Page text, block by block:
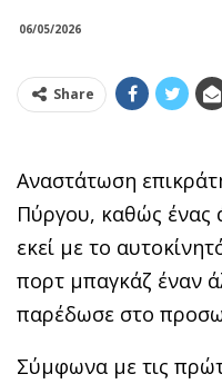
06/05/2026
Share
Αναστάτωση
Πύργου, καθώς ένας
εκεί με το
πορτ μπαγκάζ έναν
παρέδωσε στο
Σύμφωνα με τις